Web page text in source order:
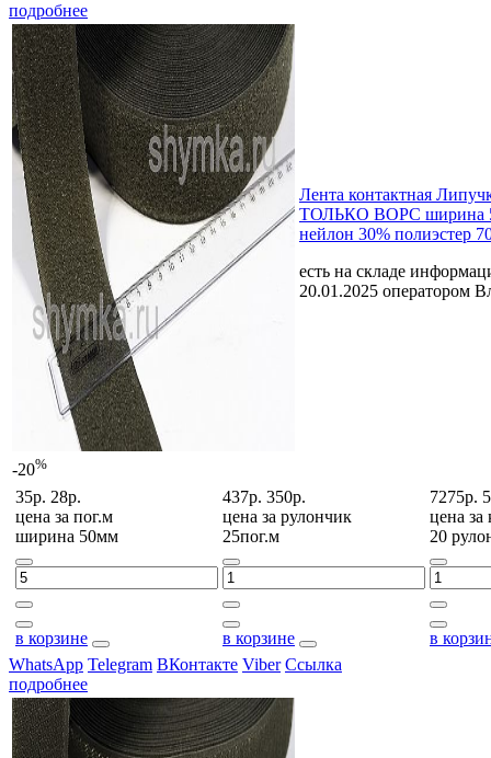
подробнее
-20%
Лента контактная
ТОЛЬКО ВОРС ширина
нейлон 30% полиэстер
есть на складе
20.01.2025 оператором
35р. 28р.
цена за пог.м
ширина 50мм
в корзине
437р. 350р.
цена за рулончик
25пог.м
в корзине
7275р.
цена за
20
в
WhatsApp Telegram ВКонтакте Viber Ссылка
подробнее